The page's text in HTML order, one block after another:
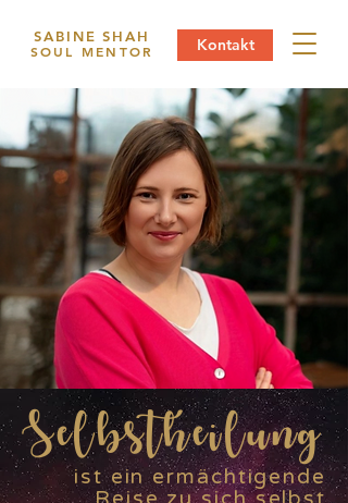
SABINE SHAH
SOUL MENTOR
Kontakt
Selbstheilung
ist ein ermächtigende